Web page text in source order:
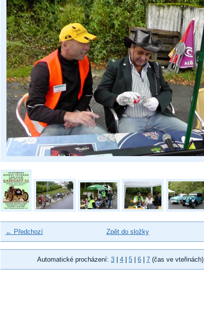
← Předchozí Zpět do složky
Automatické procházení: 3 4 5 6 7 (čas ve vteřinách)